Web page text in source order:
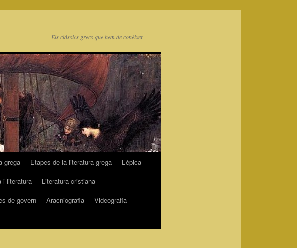
Els clàssics grecs que hem de conèixer
grega Etapes de la literatura grega
L’èpica
i literatura
Literatura cristiana
de govern Aracniografia
Videografia